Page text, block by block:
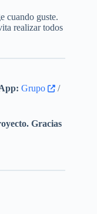
cuando guste.
realizar todos
Grupo
/
Gracias